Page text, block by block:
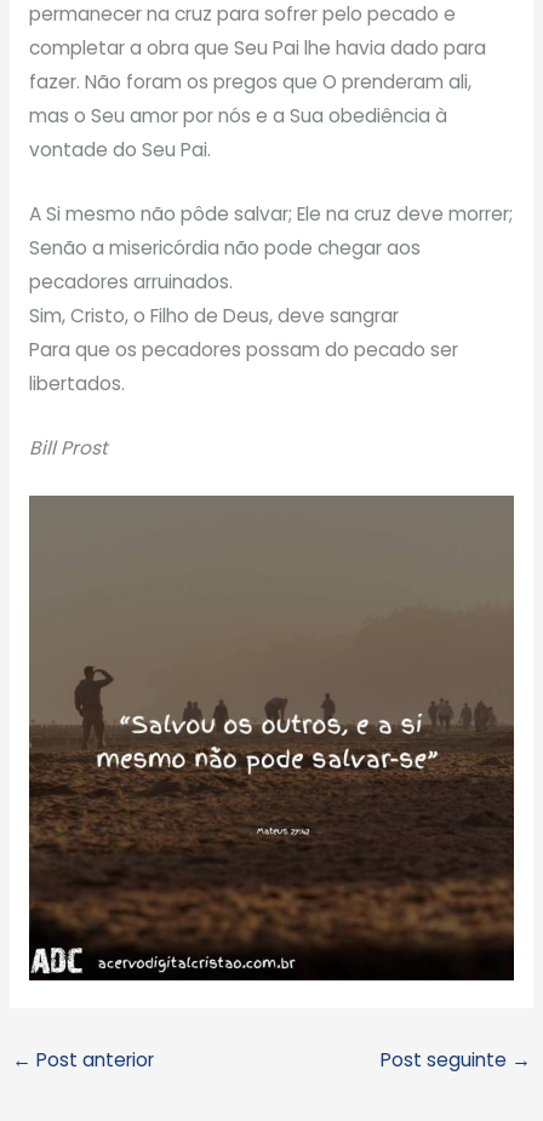
permanecer na cruz para sofrer pelo pecado e
completar a obra que Seu Pai lhe havia dado para
fazer. Não foram os pregos que O prenderam ali,
mas o Seu amor por nós e a Sua obediência à
vontade do Seu Pai.
A Si mesmo não pôde salvar; Ele na cruz deve morrer;
Senão a misericórdia não pode chegar aos
pecadores arruinados.
Sim, Cristo, o Filho de Deus, deve sangrar
Para que os pecadores possam do pecado ser
libertados.
Bill Prost
← Post anterior Post seguinte →